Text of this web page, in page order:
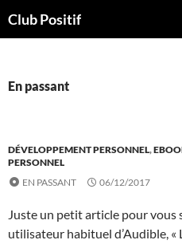
auClub Positif
En passant
DÉVELOPPEMENT PERSONNEL,
PERSONNEL
EN PASSANT
06/12/2017
Juste un petit article pour vous
utilisateur habituel d’Audible, «